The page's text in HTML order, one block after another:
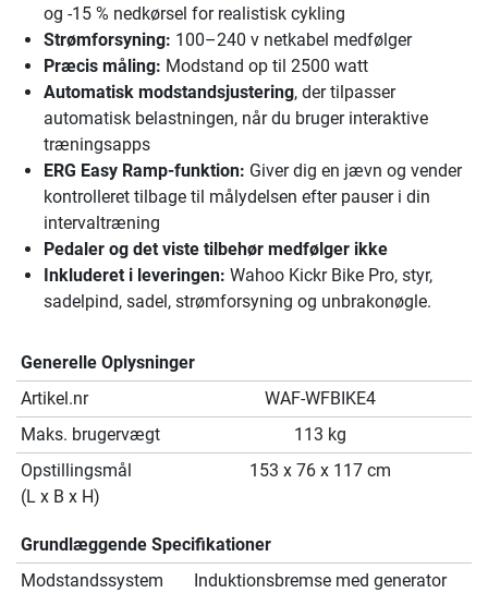
og -15 % nedkørsel for realistisk cykling
Strømforsyning: 100–240 v netkabel medfølger
Præcis måling: Modstand op til 2500 watt
Automatisk modstandsjustering, der tilpasser
automatisk belastningen, når du bruger interaktive
træningsapps
ERG Easy Ramp-funktion: Giver dig en jævn og vender
kontrolleret tilbage til målydelsen efter pauser i din
intervaltræning
Pedaler og det viste tilbehør medfølger ikke
Inkluderet i leveringen: Wahoo Kickr Bike Pro, styr,
sadelpind, sadel, strømforsyning og unbrakonøgle.
Generelle Oplysninger
Artikel.nr
WAF-WFBIKE4
Maks. brugervægt
113 kg
Opstillingsmål
(L x B x H)
153 x 76 x 117 cm
Grundlæggende Specifikationer
Modstandssystem
Induktionsbremse med generator